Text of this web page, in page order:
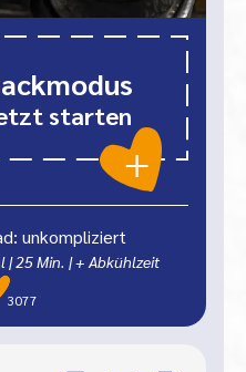
starten
unkompliziert
|25 Min. | + Abkühlzeit
3077